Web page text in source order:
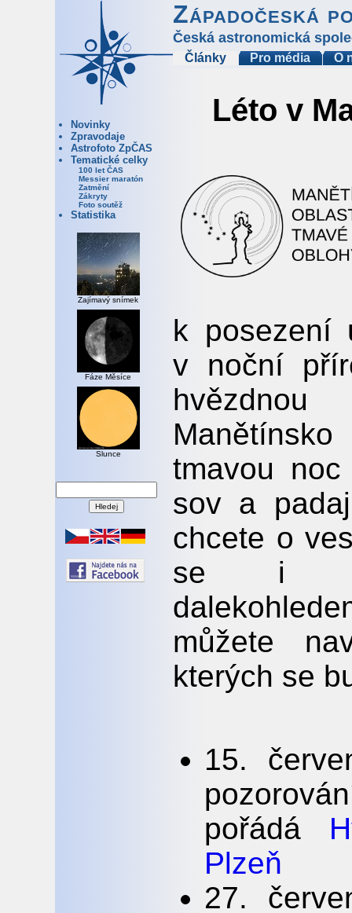
Západočeská
Česká astronomická
Články Pro média O
Novinky
Zpravodaje
Astrofoto ZpČAS
Tematické celky
100 let ČAS
Messier maratón
Zatmění
Zákryty
Foto soutěž
Statistika
Zajímavý snímek
Fáze Měsíce
Slunce
Léto v
k posezení
v noční
tmavou
sov a
chcete o
se i
můžete
kterých se
15.
pořádá
Plzeň
27.